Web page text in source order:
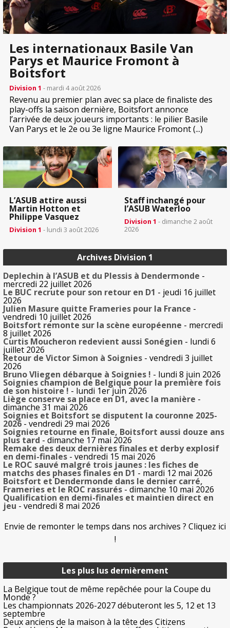
Les internationaux Basile Van
Parys et Maurice Fromont à
Boitsfort
Division 1 - mardi 4 août 2026
Revenu au premier plan avec sa place de finaliste des
play-offs la saison dernière, Boitsfort annonce
l’arrivée de deux joueurs importants : le pilier Basile
Van Parys et le 2e ou 3e ligne Maurice Fromont (...)
L’ASUB attire aussi
Martin Hotton et
Philippe Vasquez
Division 1 - lundi 3 août 2026
Staff inchangé pour
l’ASUB Waterloo
Division 1 - dimanche 2 août
2026
Les plus lus dernièrement
La Belgique tout de même repêchée pour la Coupe du
Monde ?
Les championnats 2026-2027 débuteront les 5, 12 et 13
septembre
Deux anciens de la maison à la tête des Citizens
Archives Division 1
Deplechin à l’ASUB et du Plessis à Dendermonde -
mercredi 22 juillet 2026
Le BUC recrute pour son retour en D1 - jeudi 16 juillet
2026
Julien Masure quitte Frameries pour la France -
vendredi 10 juillet 2026
Boitsfort remonte sur la scène européenne - mercredi
8 juillet 2026
Curtis Moucheron redevient aussi Sonégien - lundi 6
juillet 2026
Retour de Victor Simon à Soignies - vendredi 3 juillet
2026
Bruno Vliegen débarque à Soignies ! - lundi 8 juin 2026
Soignies champion de Belgique pour la première fois
de son histoire ! - lundi 1er juin 2026
Liège conserve sa place en D1, avec la manière -
dimanche 31 mai 2026
Soignies et Boitsfort se disputent la couronne 2025-
2026 - vendredi 29 mai 2026
Soignies retourne en finale, Boitsfort aussi douze ans
plus tard - dimanche 17 mai 2026
Remake des deux dernières finales et derby explosif
en demi-finales - vendredi 15 mai 2026
Le ROC sauvé malgré trois jaunes : les fiches de
matchs des phases finales en D1 - mardi 12 mai 2026
Boitsfort et Dendermonde dans le dernier carré,
Frameries et le ROC rassurés - dimanche 10 mai 2026
Qualification en demi-finales et maintien direct en
jeu - vendredi 8 mai 2026
Envie de remonter le temps dans nos archives ? Cliquez ici
!